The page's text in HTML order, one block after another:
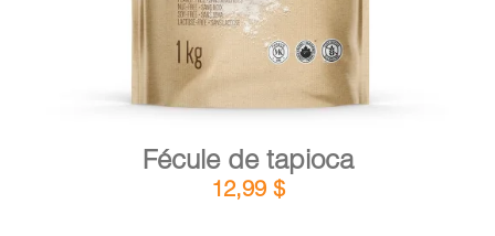
Fécule de tapioca
12,99 $